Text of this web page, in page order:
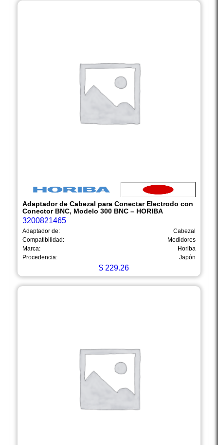
Adaptador de Cabezal para Conectar Electrodo con
Conector BNC, Modelo 300 BNC – HORIBA
3200821465
Adaptador de:
Cabezal
Compatibilidad:
Medidores
Marca:
Horiba
Procedencia:
Japón
$ 229.26